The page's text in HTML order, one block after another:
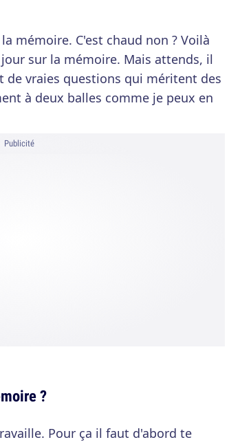
mémoire. C'est chaud non ? Voilà
sur la mémoire. Mais attends, il
de vraies questions qui méritent des
à deux balles comme je peux en
Publicité
?
Pour ça il faut d'abord te